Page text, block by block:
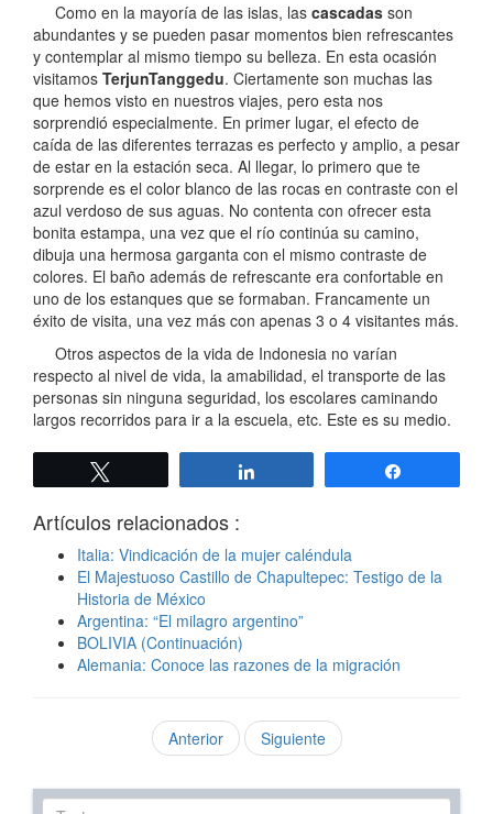
Como en la mayoría de las islas, las cascadas son
abundantes y se pueden pasar momentos bien refrescantes
y contemplar al mismo tiempo su belleza. En esta ocasión
visitamos TerjunTanggedu. Ciertamente son muchas las
que hemos visto en nuestros viajes, pero esta nos
sorprendió especialmente. En primer lugar, el efecto de
caída de las diferentes terrazas es perfecto y amplio, a pesar
de estar en la estación seca. Al llegar, lo primero que te
sorprende es el color blanco de las rocas en contraste con el
azul verdoso de sus aguas. No contenta con ofrecer esta
bonita estampa, una vez que el río continúa su camino,
dibuja una hermosa garganta con el mismo contraste de
colores. El baño además de refrescante era confortable en
uno de los estanques que se formaban. Francamente un
éxito de visita, una vez más con apenas 3 o 4 visitantes más.
Otros aspectos de la vida de Indonesia no varían
respecto al nivel de vida, la amabilidad, el transporte de las
personas sin ninguna seguridad, los escolares caminando
largos recorridos para ir a la escuela, etc. Este es su medio.
Artículos relacionados :
Italia: Vindicación de la mujer caléndula
El Majestuoso Castillo de Chapultepec: Testigo de la
Historia de México
Argentina: “El milagro argentino”
BOLIVIA (Continuación)
Alemania: Conoce las razones de la migración
Anterior Siguiente
Texto